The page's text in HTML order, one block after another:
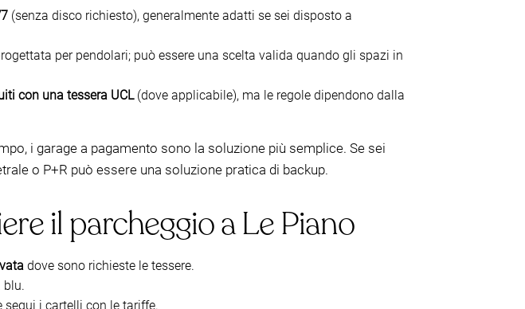
(senza disco richiesto), generalmente adatti se sei disposto a
per pendolari; può essere una scelta valida quando gli spazi in
con una tessera UCL(dove applicabile), ma le regole dipendono dalla
i garage a pagamento sono la soluzione più semplice. Se sei
o P+R può essere una soluzione pratica di backup.
il parcheggio a Le Piano
dove sono richieste le tessere.
blu.
segui i cartelli con le tariffe.